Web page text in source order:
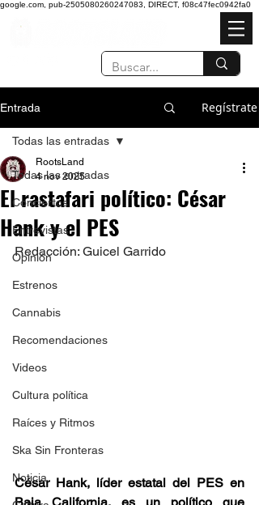
google.com, pub-2505080260247083, DIRECT, f08c47fec0942fa0
Entrada Regístrate
Todas las entradas
Conciertos
Entrevistas
Opinión
Estrenos
Cannabis
Recomendaciones
Videos
Cultura política
Raíces y Ritmos
Ska Sin Fronteras
Noticia
Todas las entradas
El rastafari político: César
Hank y el PES
RootsLand
4 nov 2025
Redacción: Guicel Garrido
César Hank, líder estatal del PES en